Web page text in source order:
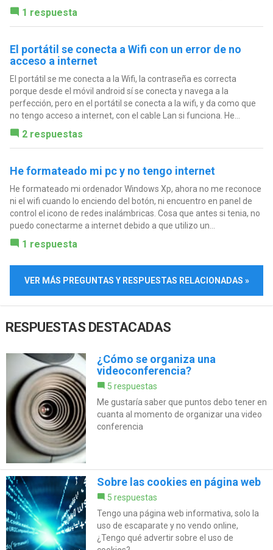
1 respuesta
El portátil se conecta a Wifi con un error de no
acceso a internet
El portátil se me conecta a la Wifi, la contraseña es correcta
porque desde el móvil android sí se conecta y navega a la
perfección, pero en el portátil se conecta a la wifi, y da como que
no tengo acceso a internet, con el cable Lan si funciona. He...
2 respuestas
He formateado mi pc y no tengo internet
He formateado mi ordenador Windows Xp, ahora no me reconoce
ni el wifi cuando lo enciendo del botón, ni encuentro en panel de
control el icono de redes inalámbricas. Cosa que antes si tenia, no
puedo conectarme a internet debido a que utilizo un...
1 respuesta
VER MÁS PREGUNTAS Y RESPUESTAS RELACIONADAS »
RESPUESTAS DESTACADAS
¿Cómo se organiza una
videoconferencia?
5 respuestas
Me gustaría saber que puntos debo tener en
cuanta al momento de organizar una video
conferencia
Sobre las cookies en página web
5 respuestas
Tengo una página web informativa, solo la
uso de escaparate y no vendo online,
¿Tengo qué advertir sobre el uso de